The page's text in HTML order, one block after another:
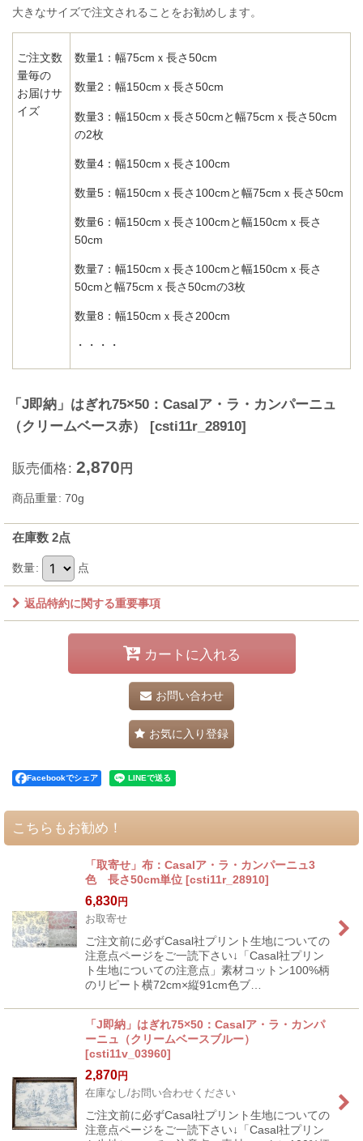
大きなサイズで注文されることをお勧めします。
ご注文数
量毎の
お届けサ
イズ
数量1：幅75cmｘ長さ50cm
数量2：幅150cmｘ長さ50cm
数量3：幅150cmｘ長さ50cmと幅75cmｘ長さ50cm
の2枚
数量4：幅150cmｘ長さ100cm
数量5：幅150cmｘ長さ100cmと幅75cmｘ長さ50cm
数量6：幅150cmｘ長さ100cmと幅150cmｘ長さ
50cm
数量7：幅150cmｘ長さ100cmと幅150cmｘ長さ
50cmと幅75cmｘ長さ50cmの3枚
数量8：幅150cmｘ長さ200cm
・・・・
「J即納」はぎれ75×50：Casalア・ラ・カンパーニュ
（クリームベース赤）
[csti11r_28910]
販売価格: 2,870 円
商品重量: 70g
在庫数 2点
数量: 点
返品特約に関する重要事項
カートに入れる
お問い合わせ
お気に入り登録
Facebookでシェア
こちらもお勧め！
「取寄せ」布：Casalア・ラ・カンパーニュ3
色 長さ50cm単位 [csti11r_28910]
6,830円
お取寄せ
ご注文前に必ずCasal社プリント生地についての
注意点ページをご一読下さい↓「Casal社プリン
ト生地についての注意点」素材コットン100%柄
のリピート横72cm×縦91cm色ブ…
「J即納」はぎれ75×50：Casalア・ラ・カンパ
ーニュ（クリームベースブルー）
[csti11v_03960]
2,870円
在庫なし/お問い合わせください
ご注文前に必ずCasal社プリント生地についての
注意点ページをご一読下さい↓「Casal社プリン